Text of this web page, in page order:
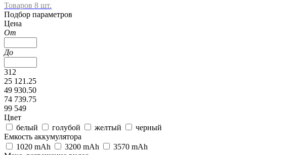
Товаров 8 шт.
Подбор параметров
Цена
От
До
312
25 121.25
49 930.50
74 739.75
99 549
Цвет
белый
голубой желтый
черный
Емкость аккумулятора
1020 mAh
3200 mAh
3570 mAh